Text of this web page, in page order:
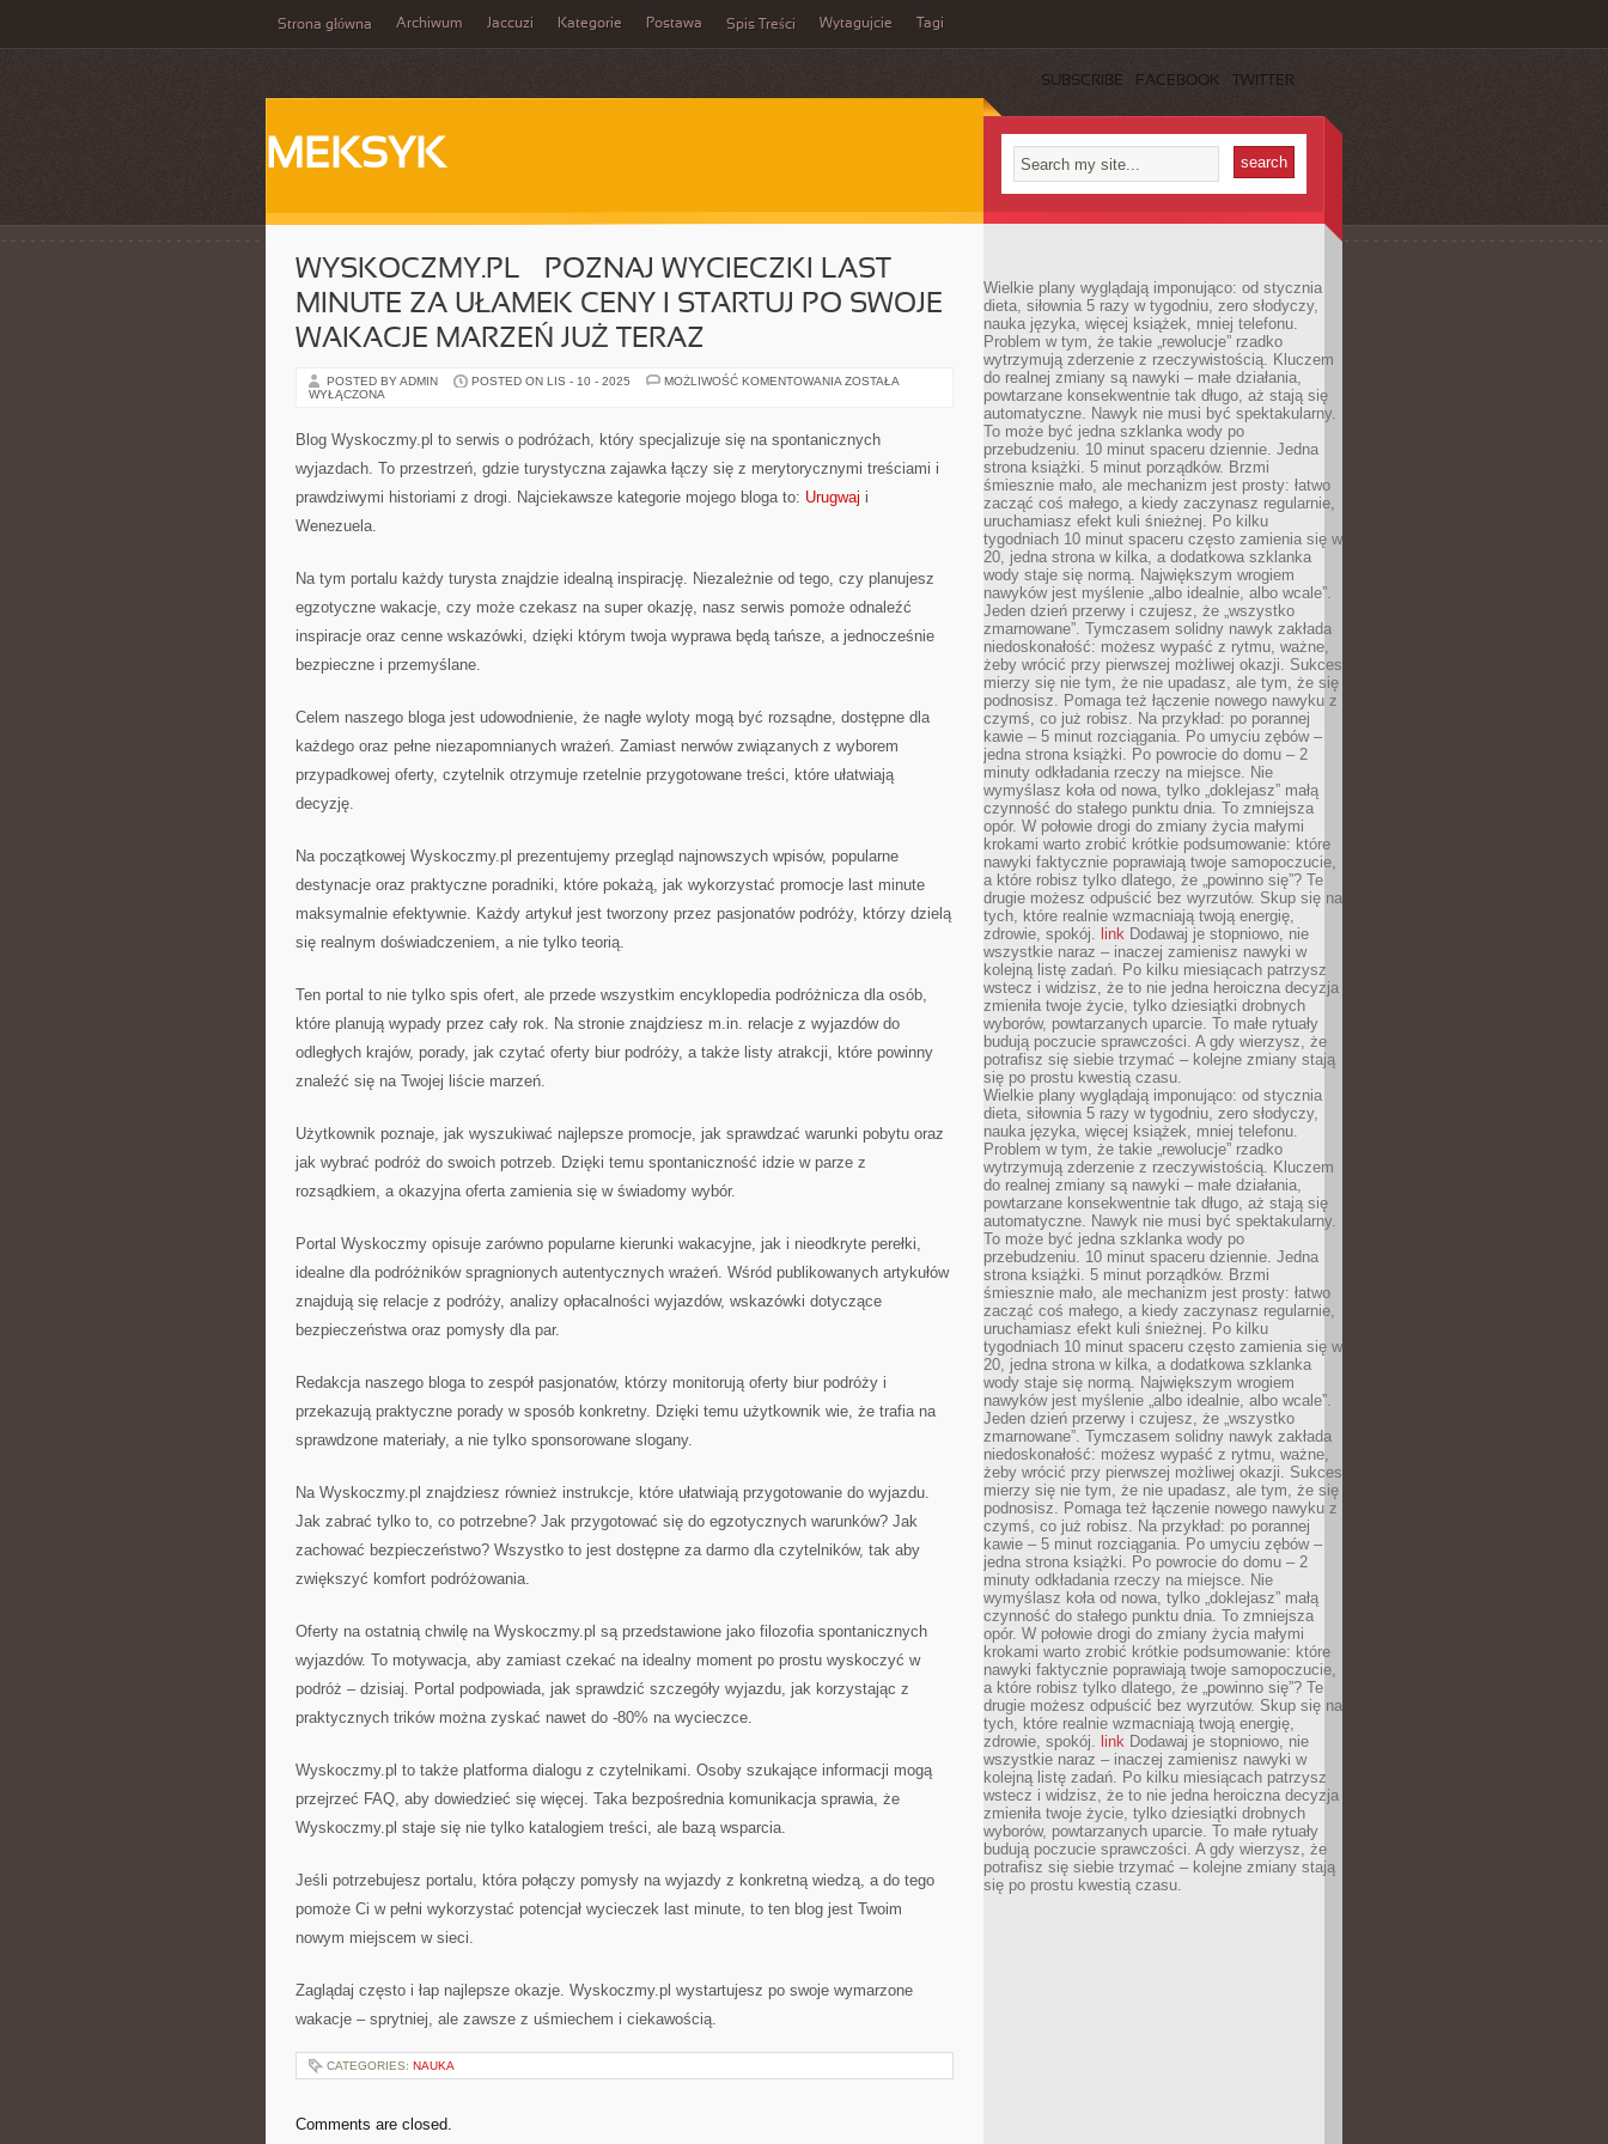
Strona główna Archiwum Jaccuzi Kategorie Postawa Spis Treści Wytagujcie Tagi
SUBSCRIBE FACEBOOK TWITTER
MEKSYK
WYSKOCZMY.PL – POZNAJ WYCIECZKI LAST
MINUTE ZA UŁAMEK CENY I STARTUJ PO SWOJE
WAKACJE MARZEŃ JUŻ TERAZ
POSTED BY ADMIN POSTED ON LIS - 10 - 2025 MOŻLIWOŚĆ KOMENTOWANIA WYSKOCZMY.PL
LAST
MINUTE
UŁAMEK
I
JUŻ
TERAZ
ZOSTAŁA
WYŁĄCZONA
Blog Wyskoczmy.pl to serwis o podróżach, który specjalizuje się na spontanicznych
wyjazdach. To przestrzeń, gdzie turystyczna zajawka łączy się z merytorycznymi treściami i
prawdziwymi historiami z drogi. Najciekawsze kategorie mojego bloga to: Urugwaj i
Wenezuela.
Na tym portalu każdy turysta znajdzie idealną inspirację. Niezależnie od tego, czy planujesz
egzotyczne wakacje, czy może czekasz na super okazję, nasz serwis pomoże odnaleźć
inspiracje oraz cenne wskazówki, dzięki którym twoja wyprawa będą tańsze, a jednocześnie
bezpieczne i przemyślane.
Celem naszego bloga jest udowodnienie, że nagłe wyloty mogą być rozsądne, dostępne dla
każdego oraz pełne niezapomnianych wrażeń. Zamiast nerwów związanych z wyborem
przypadkowej oferty, czytelnik otrzymuje rzetelnie przygotowane treści, które ułatwiają
decyzję.
Na początkowej Wyskoczmy.pl prezentujemy przegląd najnowszych wpisów, popularne
destynacje oraz praktyczne poradniki, które pokażą, jak wykorzystać promocje last minute
maksymalnie efektywnie. Każdy artykuł jest tworzony przez pasjonatów podróży, którzy dzielą
się realnym doświadczeniem, a nie tylko teorią.
Ten portal to nie tylko spis ofert, ale przede wszystkim encyklopedia podróżnicza dla osób,
które planują wypady przez cały rok. Na stronie znajdziesz m.in. relacje z wyjazdów do
odległych krajów, porady, jak czytać oferty biur podróży, a także listy atrakcji, które powinny
znaleźć się na Twojej liście marzeń.
Użytkownik poznaje, jak wyszukiwać najlepsze promocje, jak sprawdzać warunki pobytu oraz
jak wybrać podróż do swoich potrzeb. Dzięki temu spontaniczność idzie w parze z
rozsądkiem, a okazyjna oferta zamienia się w świadomy wybór.
Portal Wyskoczmy opisuje zarówno popularne kierunki wakacyjne, jak i nieodkryte perełki,
idealne dla podróżników spragnionych autentycznych wrażeń. Wśród publikowanych artykułów
znajdują się relacje z podróży, analizy opłacalności wyjazdów, wskazówki dotyczące
bezpieczeństwa oraz pomysły dla par.
Redakcja naszego bloga to zespół pasjonatów, którzy monitorują oferty biur podróży i
przekazują praktyczne porady w sposób konkretny. Dzięki temu użytkownik wie, że trafia na
sprawdzone materiały, a nie tylko sponsorowane slogany.
Na Wyskoczmy.pl znajdziesz również instrukcje, które ułatwiają przygotowanie do wyjazdu.
Jak zabrać tylko to, co potrzebne? Jak przygotować się do egzotycznych warunków? Jak
zachować bezpieczeństwo? Wszystko to jest dostępne za darmo dla czytelników, tak aby
zwiększyć komfort podróżowania.
Oferty na ostatnią chwilę na Wyskoczmy.pl są przedstawione jako filozofia spontanicznych
wyjazdów. To motywacja, aby zamiast czekać na idealny moment po prostu wyskoczyć w
podróż – dzisiaj. Portal podpowiada, jak sprawdzić szczegóły wyjazdu, jak korzystając z
praktycznych trików można zyskać nawet do -80% na wycieczce.
Wyskoczmy.pl to także platforma dialogu z czytelnikami. Osoby szukające informacji mogą
przejrzeć FAQ, aby dowiedzieć się więcej. Taka bezpośrednia komunikacja sprawia, że
Wyskoczmy.pl staje się nie tylko katalogiem treści, ale bazą wsparcia.
Jeśli potrzebujesz portalu, która połączy pomysły na wyjazdy z konkretną wiedzą, a do tego
pomoże Ci w pełni wykorzystać potencjał wycieczek last minute, to ten blog jest Twoim
nowym miejscem w sieci.
Zaglądaj często i łap najlepsze okazje. Wyskoczmy.pl wystartujesz po swoje wymarzone
wakacje – sprytniej, ale zawsze z uśmiechem i ciekawością.
CATEGORIES: NAUKA
Comments are closed.
Wielkie plany wyglądają imponująco: od stycznia
dieta, siłownia 5 razy w tygodniu, zero słodyczy,
nauka języka, więcej książek, mniej telefonu.
Problem w tym, że takie „rewolucje” rzadko
wytrzymują zderzenie z rzeczywistością. Kluczem
do realnej zmiany są nawyki – małe działania,
powtarzane konsekwentnie tak długo, aż stają się
automatyczne. Nawyk nie musi być spektakularny.
To może być jedna szklanka wody po
przebudzeniu. 10 minut spaceru dziennie. Jedna
strona książki. 5 minut porządków. Brzmi
śmiesznie mało, ale mechanizm jest prosty: łatwo
zacząć coś małego, a kiedy zaczynasz regularnie,
uruchamiasz efekt kuli śnieżnej. Po kilku
tygodniach 10 minut spaceru często zamienia się w
20, jedna strona w kilka, a dodatkowa szklanka
wody staje się normą. Największym wrogiem
nawyków jest myślenie „albo idealnie, albo wcale”.
Jeden dzień przerwy i czujesz, że „wszystko
zmarnowane”. Tymczasem solidny nawyk zakłada
niedoskonałość: możesz wypaść z rytmu, ważne,
żeby wrócić przy pierwszej możliwej okazji. Sukces
mierzy się nie tym, że nie upadasz, ale tym, że się
podnosisz. Pomaga też łączenie nowego nawyku z
czymś, co już robisz. Na przykład: po porannej
kawie – 5 minut rozciągania. Po umyciu zębów –
jedna strona książki. Po powrocie do domu – 2
minuty odkładania rzeczy na miejsce. Nie
wymyślasz koła od nowa, tylko „doklejasz” małą
czynność do stałego punktu dnia. To zmniejsza
opór. W połowie drogi do zmiany życia małymi
krokami warto zrobić krótkie podsumowanie: które
nawyki faktycznie poprawiają twoje samopoczucie,
a które robisz tylko dlatego, że „powinno się”? Te
drugie możesz odpuścić bez wyrzutów. Skup się na
tych, które realnie wzmacniają twoją energię,
zdrowie, spokój. link Dodawaj je stopniowo, nie
wszystkie naraz – inaczej zamienisz nawyki w
kolejną listę zadań. Po kilku miesiącach patrzysz
wstecz i widzisz, że to nie jedna heroiczna decyzja
zmieniła twoje życie, tylko dziesiątki drobnych
wyborów, powtarzanych uparcie. To małe rytuały
budują poczucie sprawczości. A gdy wierzysz, że
potrafisz się siebie trzymać – kolejne zmiany stają
się po prostu kwestią czasu.
Wielkie plany wyglądają imponująco: od stycznia
dieta, siłownia 5 razy w tygodniu, zero słodyczy,
nauka języka, więcej książek, mniej telefonu.
Problem w tym, że takie „rewolucje” rzadko
wytrzymują zderzenie z rzeczywistością. Kluczem
do realnej zmiany są nawyki – małe działania,
powtarzane konsekwentnie tak długo, aż stają się
automatyczne. Nawyk nie musi być spektakularny.
To może być jedna szklanka wody po
przebudzeniu. 10 minut spaceru dziennie. Jedna
strona książki. 5 minut porządków. Brzmi
śmiesznie mało, ale mechanizm jest prosty: łatwo
zacząć coś małego, a kiedy zaczynasz regularnie,
uruchamiasz efekt kuli śnieżnej. Po kilku
tygodniach 10 minut spaceru często zamienia się w
20, jedna strona w kilka, a dodatkowa szklanka
wody staje się normą. Największym wrogiem
nawyków jest myślenie „albo idealnie, albo wcale”.
Jeden dzień przerwy i czujesz, że „wszystko
zmarnowane”. Tymczasem solidny nawyk zakłada
niedoskonałość: możesz wypaść z rytmu, ważne,
żeby wrócić przy pierwszej możliwej okazji. Sukces
mierzy się nie tym, że nie upadasz, ale tym, że się
podnosisz. Pomaga też łączenie nowego nawyku z
czymś, co już robisz. Na przykład: po porannej
kawie – 5 minut rozciągania. Po umyciu zębów –
jedna strona książki. Po powrocie do domu – 2
minuty odkładania rzeczy na miejsce. Nie
wymyślasz koła od nowa, tylko „doklejasz” małą
czynność do stałego punktu dnia. To zmniejsza
opór. W połowie drogi do zmiany życia małymi
krokami warto zrobić krótkie podsumowanie: które
nawyki faktycznie poprawiają twoje samopoczucie,
a które robisz tylko dlatego, że „powinno się”? Te
drugie możesz odpuścić bez wyrzutów. Skup się na
tych, które realnie wzmacniają twoją energię,
zdrowie, spokój. link Dodawaj je stopniowo, nie
wszystkie naraz – inaczej zamienisz nawyki w
kolejną listę zadań. Po kilku miesiącach patrzysz
wstecz i widzisz, że to nie jedna heroiczna decyzja
zmieniła twoje życie, tylko dziesiątki drobnych
wyborów, powtarzanych uparcie. To małe rytuały
budują poczucie sprawczości. A gdy wierzysz, że
potrafisz się siebie trzymać – kolejne zmiany stają
się po prostu kwestią czasu.